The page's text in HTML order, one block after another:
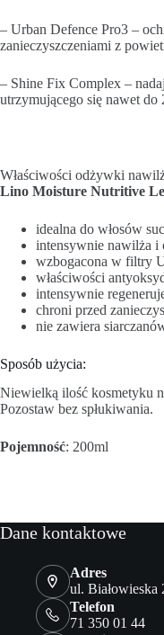
– Urban Defence Pro3 –
zanieczyszczeniami z
– Shine Fix Complex –
utrzymującego się nawet do
Właściwości odżywki
Lino Moisture Nutritive
idealna do włosów
intensywnie nawilża i
wzbogacona w filtry
właściwości
intensywnie
chroni przed
nie zawiera
Sposób użycia:
Niewielką ilość kosmetyku
Pozostaw bez spłukiwania.
Pojemność: 200ml
Dane kontaktowe
Adres
ul. Białowieska
Telefon
71 350 01 44